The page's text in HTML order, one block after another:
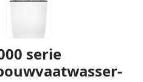
serie